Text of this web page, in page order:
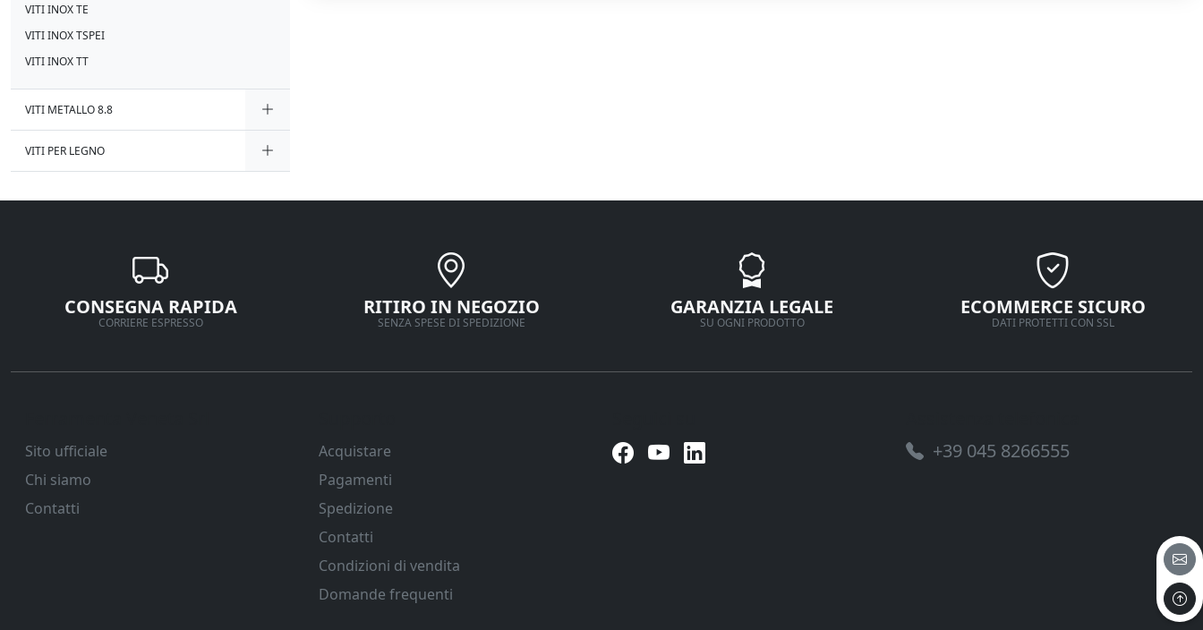
VITI INOX TE
VITI INOX TSPEI
VITI INOX TT
VITI METALLO 8.8
VITI PER LEGNO
CONSEGNA RAPIDA
CORRIERE ESPRESSO
RITIRO IN NEGOZIO
SENZA SPESE DI SPEDIZIONE
GARANZIA LEGALE
SU OGNI PRODOTTO
ECOMMERCE SICURO
DATI PROTETTI CON SSL
Sito ufficiale
Chi siamo
Contatti
Acquistare
Pagamenti
Spedizione
Contatti
Condizioni di vendita
Domande frequenti
+39 045 8266555